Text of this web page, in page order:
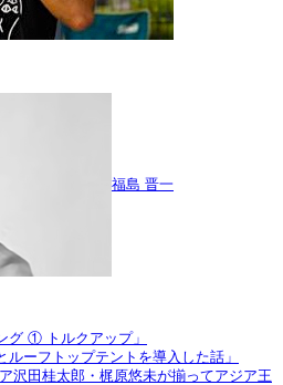
福島 晋一
グ ① トルクアップ」
ーフトップテントを導入した話」
沢田桂太郎・梶原悠未が揃ってアジア王